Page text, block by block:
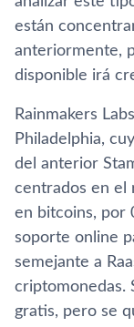
están
anteriormente,
disponible irá
Rainmakers
Philadelphia,
del anterior
centrados en el
en bitcoins, por
soporte online
semejante a
criptomonedas.
gratis, pero se